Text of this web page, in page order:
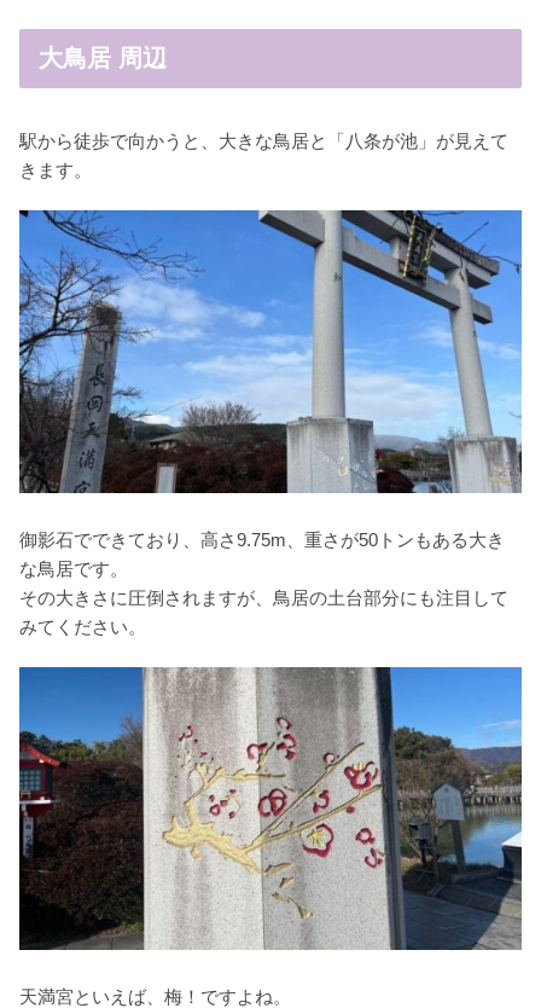
大鳥居 周辺
駅から徒歩で向かうと、大きな鳥居と「八条が池」が見えて
きます。
御影石でできており、高さ9.75m、重さが50トンもある大き
な鳥居です。
その大きさに圧倒されますが、鳥居の土台部分にも注目して
みてください。
天満宮といえば、梅！ですよね。